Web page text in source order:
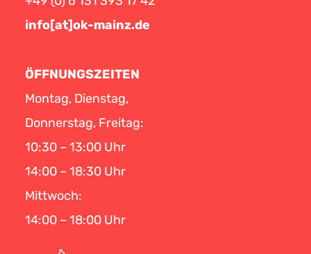
info[at]ok-mainz.de
ÖFFNUNGSZEITEN
Montag, Dienstag,
Donnerstag, Freitag:
10:30 – 13:00 Uhr
14:00 – 18:30 Uhr
Mittwoch:
14:00 – 18:00 Uhr